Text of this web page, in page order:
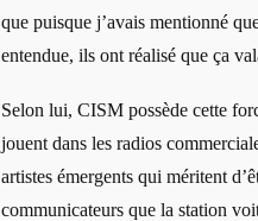
que puisque j’avais mentionné
entendue, ils ont réalisé que ça
Selon lui, CISM possède cette
jouent dans les radios
artistes émergents qui méritent
communicateurs que la station